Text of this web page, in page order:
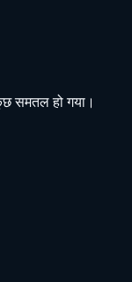
समतल हो गया।